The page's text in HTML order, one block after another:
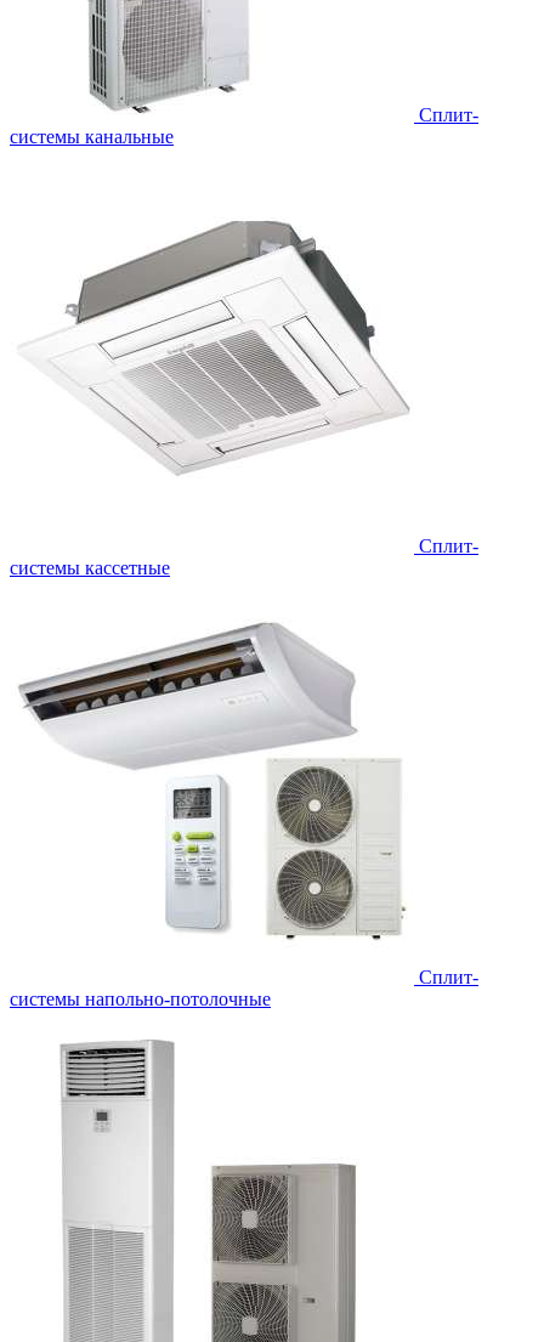
Сплит-
системы канальные
Сплит-
системы кассетные
Сплит-
системы напольно-потолочные